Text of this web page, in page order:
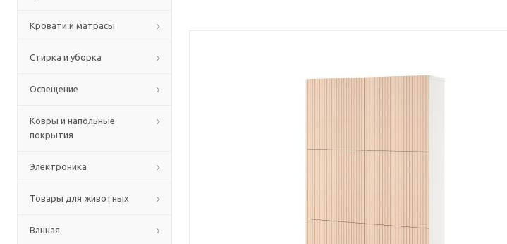
Кровати и матрасы
Стирка и уборка
Освещение
Ковры и напольные
покрытия
Электроника
Товары для животных
Ванная